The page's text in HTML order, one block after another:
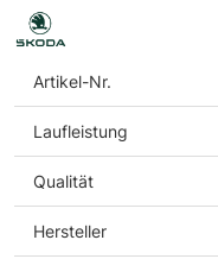
Artikel-Nr.
Laufleistung
Qualität
Hersteller